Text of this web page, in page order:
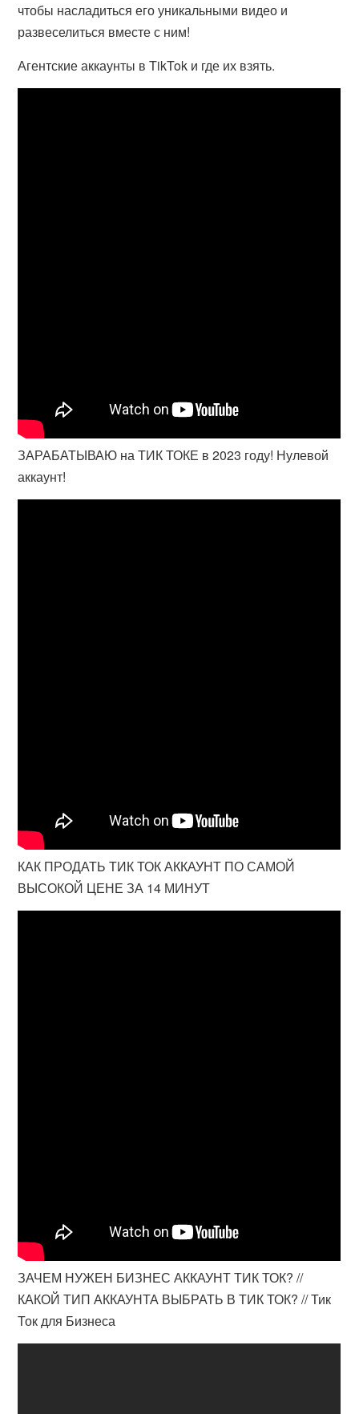
чтобы насладиться его уникальными видео и
развеселиться вместе с ним!
Агентские аккаунты в TikTok и где их взять.
ЗАРАБАТЫВАЮ на ТИК ТОКЕ в 2023 году! Нулевой
аккаунт!
КАК ПРОДАТЬ ТИК ТОК АККАУНТ ПО САМОЙ
ВЫСОКОЙ ЦЕНЕ ЗА 14 МИНУТ
ЗАЧЕМ НУЖЕН БИЗНЕС АККАУНТ ТИК ТОК? //
КАКОЙ ТИП АККАУНТА ВЫБРАТЬ В ТИК ТОК? // Тик
Ток для Бизнеса